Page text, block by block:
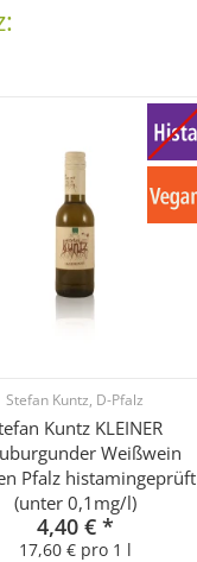
Stefan Kuntz, D-Pfalz
Kuntz KLEINER
Weißwein
Pfalz histamingeprüft
(unter 0,1mg/l)
4,40 € *
17,60 € pro 1 l